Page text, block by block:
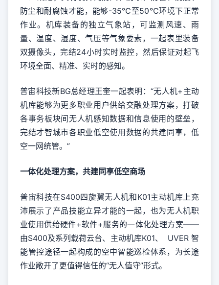
防尘和耐腐蚀才能，能够-35℃至50℃环境下正常
作业。机库装备的独立气象站，可监测风速、雨
量、温度、湿度、气压等气象要素，一起表里装备
双摄像头，完结24小时实时监控，然后保证对起飞
环境全面、精准、实时的感知。
普宙科技新BG总经理王奎一起表明：“无人机+主动
机库能够为更多职业用户供给交融处理方案，打破
各事务板块间无人机感知数据和信息使用的壁垒，
完结才智城市各职业低空使用数据的共建同享，低
空一网统管。”
一体化处理方案， 共建同享低空商场
普宙科技在S400四旋翼无人机和K01主动机库上充
沛展示了产品技能立异才能的一起，也为无人机职
业使用供给硬件+软件+服务的一体化处理方案——
由S400及系列载荷云台、主动机库K01、 UVER 智
能管控途径一起构成的空中智能巡检体系，为长途
作业敞开了更值得信任的“无人值守”形式。